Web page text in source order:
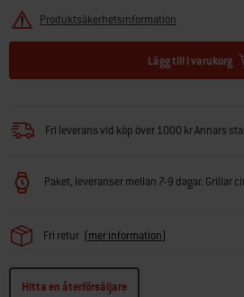
Produktsäkerhetsinformation
Lägg till i varukorg
Fri leverans vid köp över 1000 kr Annars
Paket, leveranser mellan 7-9 dagar. Grillar
Fri retur (mer information)
Hitta en återförsäljare